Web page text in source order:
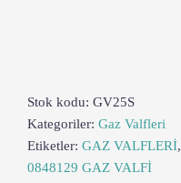
Stok kodu: GV25S
Kategoriler: Gaz Valfleri
Etiketler: GAZ VALFLERİ,
0848129 GAZ VALFİ